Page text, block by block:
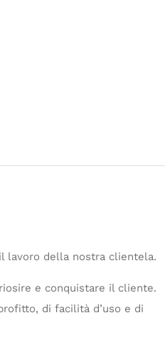
lavoro della nostra clientela.
e conquistare il cliente.
di facilità d’uso e di